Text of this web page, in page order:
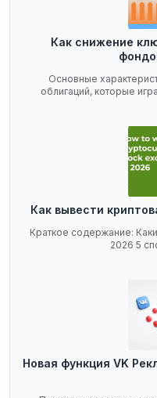
Как снижение
Основные
облигаций, которые
Как вывести
Краткое содержание:
2026 5
Новая функция VK